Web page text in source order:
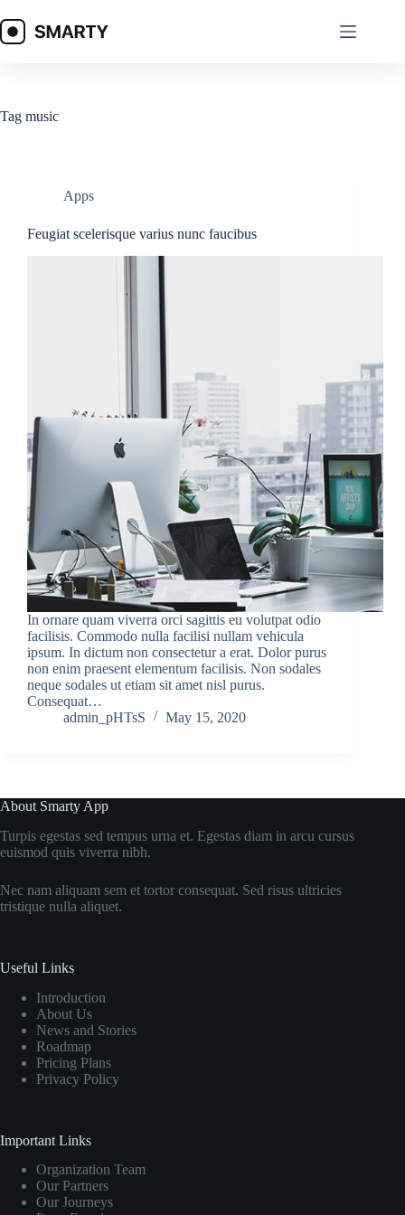
to
content
Tag music
Apps
Feugiat scelerisque varius nunc faucibus
In ornare quam viverra orci sagittis eu volutpat odio
facilisis. Commodo nulla facilisi nullam vehicula
ipsum. In dictum non consectetur a erat. Dolor purus
non enim praesent elementum facilisis. Non sodales
neque sodales ut etiam sit amet nisl purus.
Consequat…
admin_pHTsS
May 15, 2020
About Smarty App
Turpis egestas sed tempus urna et. Egestas diam in arcu cursus
euismod quis viverra nibh.
Nec nam aliquam sem et tortor consequat. Sed risus ultricies
tristique nulla aliquet.
Useful Links
Introduction
About Us
News and Stories
Roadmap
Pricing Plans
Privacy Policy
Important Links
Organization Team
Our Partners
Our Journeys